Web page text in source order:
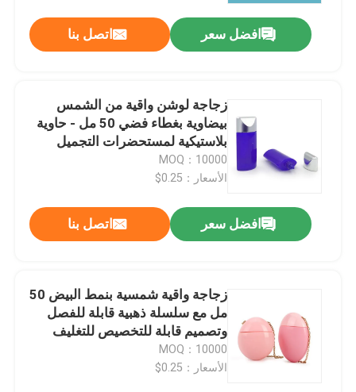
افضل سعر اتصل بنا
زجاجة لوشن واقية من الشمس
بيضاوية بغطاء فضي 50 مل - حاوية
بلاستيكية لمستحضرات التجميل
للعناية بالبشرة وكريم BB
MOQ：10000
الأسعار：0.25$
افضل سعر اتصل بنا
زجاجة واقية شمسية بنمط البيض 50
مل مع سلسلة ذهبية قابلة للفصل
وتصميم قابلة للتخصيص للتغليف
التجميلي
MOQ：10000
الأسعار：0.25$